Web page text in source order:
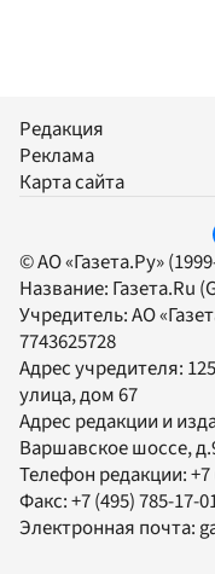
Редакция
Реклама
Карта сайта
© АО «Газета.Ру»
Название: Газета.Ru
Учредитель:АО
7743625728
Адрес учредителя:
улица, дом 67
Адрес редакции и
Варшавское шоссе,
Телефон редакции:
Факс:+7 (495) 785-17-
Электронная почта: